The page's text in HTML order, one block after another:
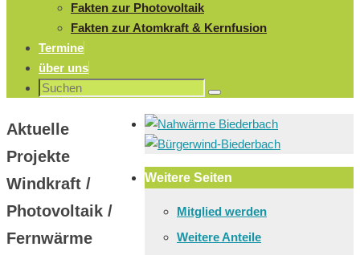
Fakten zur Photovoltaik
Fakten zur Atomkraft & Kernfusion
Termine
über uns
Suchen
Suchen
Aktuelle
Projekte
Windkraft /
Photovoltaik /
Fernwärme
Weitere Seiten
Mitglied werden
Weitere Anteile